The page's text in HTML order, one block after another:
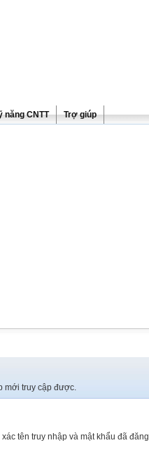
năng CNTT Trợ giúp
mới truy cập được.
tên truy nhập và mật khẩu đã đăng